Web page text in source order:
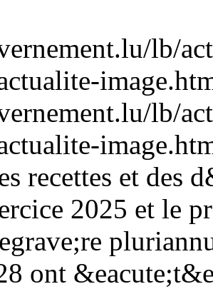
lb/
lb/
recettes et des
2025 et le
ont